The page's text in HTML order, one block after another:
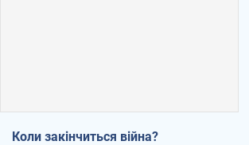
Коли закінчиться війна?